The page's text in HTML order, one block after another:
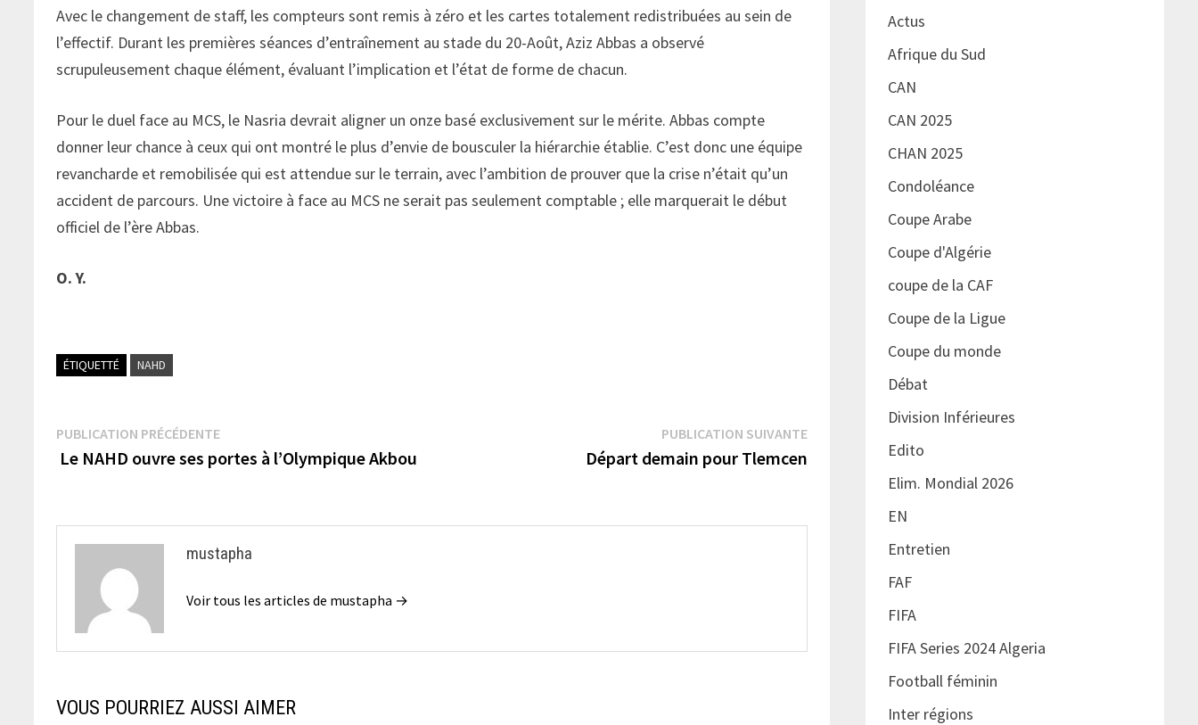
Avec le changement de staff, les compteurs sont remis à zéro et les cartes totalement redistribuées au sein de
l’effectif. Durant les premières séances d’entraînement au stade du 20-Août, Aziz Abbas a observé
scrupuleusement chaque élément, évaluant l’implication et l’état de forme de chacun.
Pour le duel face au MCS, le Nasria devrait aligner un onze basé exclusivement sur le mérite. Abbas compte
donner leur chance à ceux qui ont montré le plus d’envie de bousculer la hiérarchie établie. C’est donc une équipe
revancharde et remobilisée qui est attendue sur le terrain, avec l’ambition de prouver que la crise n’était qu’un
accident de parcours. Une victoire à face au MCS ne serait pas seulement comptable ; elle marquerait le début
officiel de l’ère Abbas.
O. Y.
ÉTIQUETTÉ NAHD
Navigation
de
PUBLICATION PRÉCÉDENTEPublication
précédente :
Le NAHD ouvre ses portes à l’Olympique Akbou
PUBLICATION SUIVANTEPublication
suivante :
Départ demain pour Tlemcen
mustapha
Voir tous les articles de mustapha →
VOUS POURRIEZ AUSSI AIMER
Actus
Afrique du Sud
CAN
CAN 2025
CHAN 2025
Condoléance
Coupe Arabe
Coupe d'Algérie
coupe de la CAF
Coupe de la Ligue
Coupe du monde
Débat
Division Inférieures
Edito
Elim. Mondial 2026
EN
Entretien
FAF
FIFA
FIFA Series 2024 Algeria
Football féminin
Inter régions